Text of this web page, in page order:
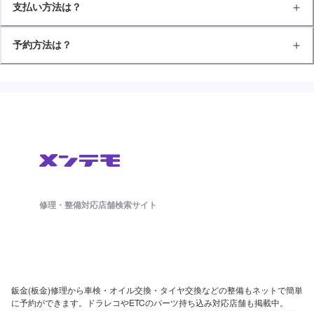
支払い方法は？
予約方法は？
修理・整備対応店舗検索サイト
鈑金(板金)修理から車検・オイル交換・タイヤ交換などの整備もネットで簡単
に予約ができます。ドラレコやETCのパーツ持ち込み対応店舗も掲載中。